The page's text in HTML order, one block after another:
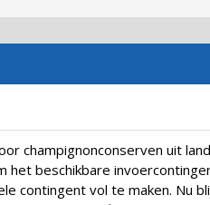
champignonconserven uit
het beschikbare
contingent vol te maken. Nu